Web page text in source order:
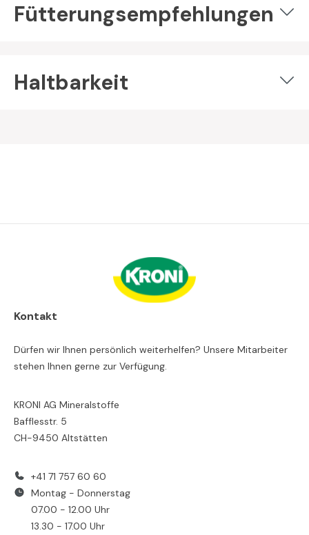
Fütterungsempfehlungen
Haltbarkeit
Kontakt
Dürfen wir Ihnen persönlich weiterhelfen? Unsere Mitarbeiter
stehen Ihnen gerne zur Verfügung.
KRONI AG Mineralstoffe
Bafflesstr. 5
CH-9450 Altstätten
+41 71 757 60 60
Montag - Donnerstag
07.00 - 12.00 Uhr
13.30 - 17.00 Uhr